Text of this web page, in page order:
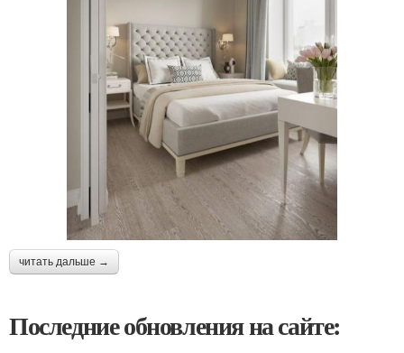
читать дальше →
Последние обновления на сайте: